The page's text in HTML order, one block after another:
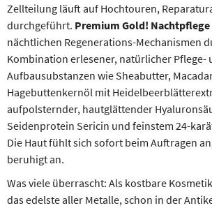
Zellteilung läuft auf Hochtouren,
durchgeführt. Premium Gold! Nachtpflege
nächtlichen Regenerations-Mechanismen
Kombination erlesener, natürlicher Pflege-
Aufbausubstanzen wie Sheabutter,
Hagebuttenkernöl mit
aufpolsternder, hautglättender
Seidenprotein Sericin und feinstem 24-
Die Haut fühlt sich sofort beim Auftragen
beruhigt an.
Was viele überrascht: Als kostbare
das edelste aller Metalle, schon in der